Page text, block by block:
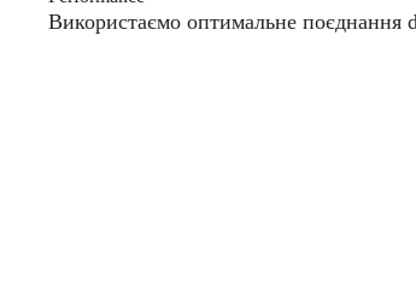
Використаємо оптимальне поєднання